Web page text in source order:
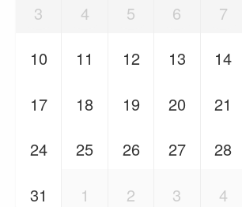
3
4 5 6 7
10
11 12 13 14
17
18 19 20 21
24
25 26 27 28
31
1 2 3 4